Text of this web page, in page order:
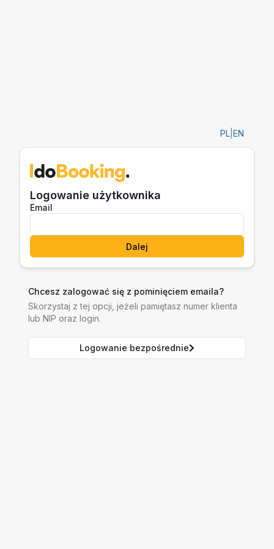
PL EN
Logowanie użytkownika
Email
Dalej
Chcesz zalogować się z pominięciem emaila?
Skorzystaj z tej opcji, jeżeli pamiętasz numer klienta
lub NIP oraz login.
Logowanie bezpośrednie